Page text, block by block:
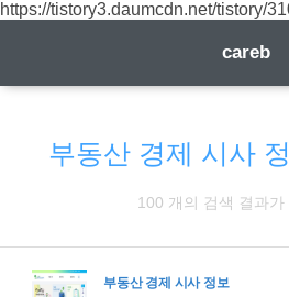
https://tistory3.daumcdn.net/tistory/
careb
부동산 경제 시사
100 개의 검색 결과가
부동산 경제 시사 정보